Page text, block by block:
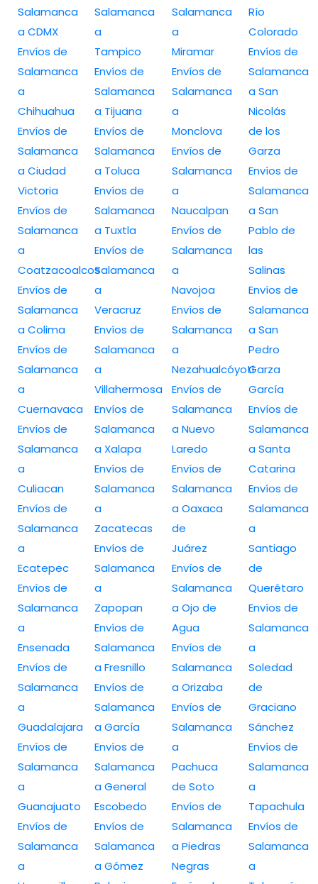
Salamanca
a CDMX
Envíos de
Salamanca
a
Chihuahua
Envíos de
Salamanca
a Ciudad
Victoria
Envíos de
Salamanca
a
Coatzacoalcos
Envíos de
Salamanca
a Colima
Envíos de
Salamanca
a
Cuernavaca
Envíos de
Salamanca
a
Culiacan
Envíos de
Salamanca
a
Ecatepec
Envíos de
Salamanca
a
Ensenada
Envíos de
Salamanca
a
Guadalajara
Envíos de
Salamanca
a
Guanajuato
Envíos de
Salamanca
a
Salamanca
a
Tampico
Envíos de
Salamanca
a Tijuana
Envíos de
Salamanca
a Toluca
Envíos de
Salamanca
a Tuxtla
Envíos de
Salamanca
a
Veracruz
Envíos de
Salamanca
a
Villahermosa
Envíos de
Salamanca
a Xalapa
Envíos de
Salamanca
a
Zacatecas
Envíos de
Salamanca
a
Zapopan
Envíos de
Salamanca
a Fresnillo
Envíos de
Salamanca
a García
Envíos de
Salamanca
a General
Escobedo
Envíos de
Salamanca
a Gómez
Salamanca
a
Miramar
Envíos de
Salamanca
a
Monclova
Envíos de
Salamanca
a
Naucalpan
Envíos de
Salamanca
a
Navojoa
Envíos de
Salamanca
a
Nezahualcóyotl
Envíos de
Salamanca
a Nuevo
Laredo
Envíos de
Salamanca
a Oaxaca
de
Juárez
Envíos de
Salamanca
a Ojo de
Agua
Envíos de
Salamanca
a Orizaba
Envíos de
Salamanca
a
Pachuca
de Soto
Envíos de
Salamanca
a Piedras
Negras
Río
Colorado
Envíos de
Salamanca
a San
Nicolás
de los
Garza
Envíos de
Salamanca
a San
Pablo de
las
Salinas
Envíos de
Salamanca
a San
Pedro
Garza
García
Envíos de
Salamanca
a Santa
Catarina
Envíos de
Salamanca
a
Santiago
de
Querétaro
Envíos de
Salamanca
a
Soledad
de
Graciano
Sánchez
Envíos de
Salamanca
a
Tapachula
Envíos de
Salamanca
a